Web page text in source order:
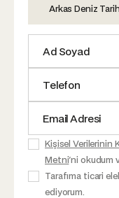
Arkas Deniz
Kişisel Verilerinin
Metni'ni okudum
Tarafıma ticari
ediyorum.